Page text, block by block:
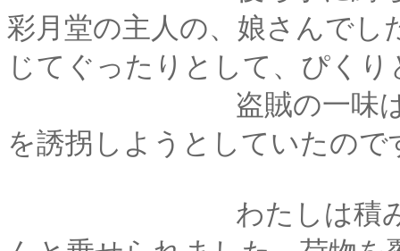
彩月堂の主人の、娘さんで
じてぐったりとして、ぴく
盗賊の一味は、骨董
を誘拐しようとしていたので
わたしは積み込まれ